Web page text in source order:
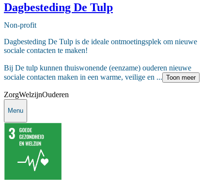
Dagbesteding De Tulp
Non-profit
Dagbesteding De Tulp is de ideale ontmoetingsplek om nieuwe
sociale contacten te maken!
Bij De tulp kunnen thuiswonende (eenzame) ouderen nieuwe
sociale contacten maken in een warme, veilige en ... Toon meer
ZorgWelzijnOuderen
Menu